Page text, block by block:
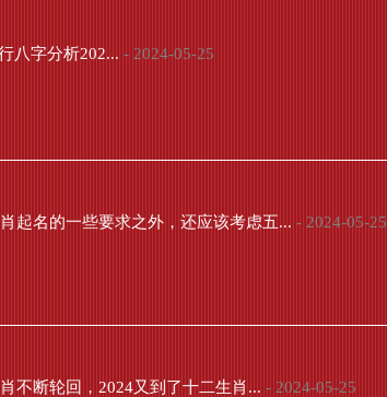
八字分析202... - 2024-05-25
起名的一些要求之外，还应该考虑五... - 2024-05-25
不断轮回，2024又到了十二生肖... - 2024-05-25